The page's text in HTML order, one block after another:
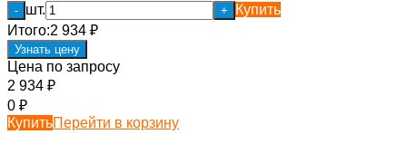
- шт. +
Купить
Итого:2 934 ₽
Узнать цену
Цена по запросу
2 934 ₽
0 ₽
КупитьПерейти в корзину